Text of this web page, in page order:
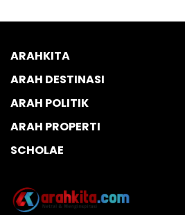
ARAHKITA
ARAH DESTINASI
ARAH POLITIK
ARAH PROPERTI
SCHOLAE